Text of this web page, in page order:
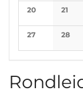
No events
No
20
No events
21
No
27
No events
28
No